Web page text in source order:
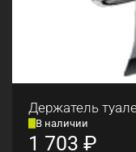
Держатель
В наличии
1 703 ₽